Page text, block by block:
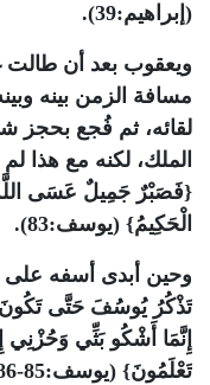
(إبراهيم:39).
ويعقوب بعد أن طالت
مسافة الزمن بينه
لقائه، ثم فُجع بحجز
الملك، لكنه مع هذا
{فَصَبْرٌ جَمِيلٌ عَسَى اللَّهُ
الْحَكِيمُ} (يوسف:83).
وحين أبدى أسفه على
تَذْكُرُ يُوسُفَ حَتَّى تَكُونَ
إِنَّمَا أَشْكُو بَثِّي وَحُزْنِي